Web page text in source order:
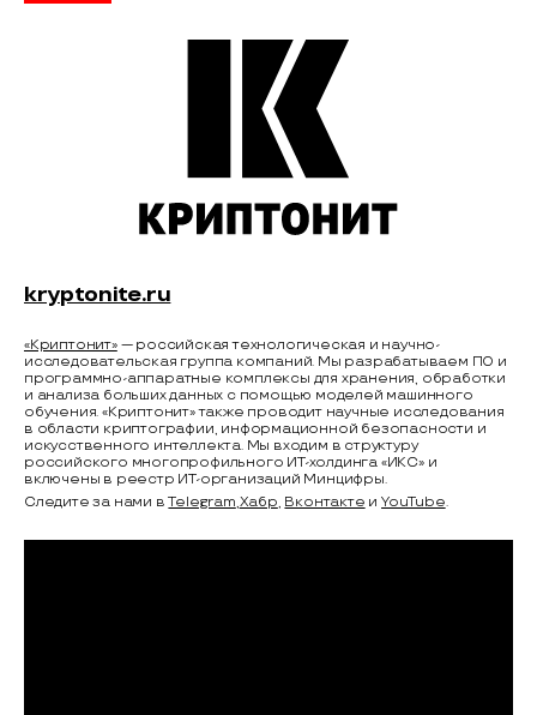
kryptonite.ru
«Криптонит»— российская технологическая и научно-
исследовательская группа компаний. Мы разрабатываем ПО и
программно-аппаратные комплексы для хранения, обработки
и анализа больших данных с помощью моделей машинного
обучения. «Криптонит» также проводит научные исследования
в области криптографии, информационной безопасности и
искусственного интеллекта. Мы входим в структуру
российского многопрофильного ИТ-холдинга «ИКС» и
включены в реестр ИТ-организаций Минцифры.
Следите за нами вTelegram,Хабр, Вконтакте иYouTube.